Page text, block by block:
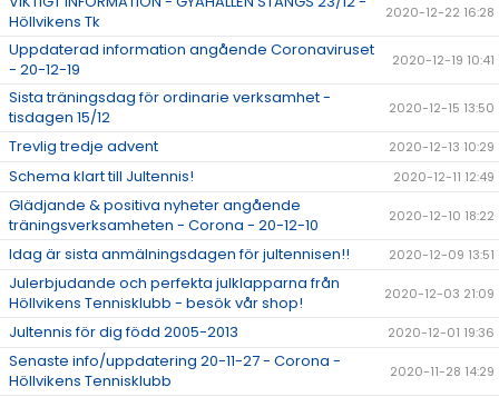
Höllvikens Tk
2020-12-22 16:28
Uppdaterad information angående Coronaviruset
- 20-12-19
2020-12-19 10:41
Sista träningsdag för ordinarie verksamhet -
tisdagen 15/12
2020-12-15 13:50
Trevlig tredje advent 2020-12-13 10:29
Schema klart till Jultennis! 2020-12-11 12:49
Glädjande & positiva nyheter angående
träningsverksamheten - Corona - 20-12-10
2020-12-10 18:22
Idag är sista anmälningsdagen för jultennisen!! 2020-12-09 13:51
Julerbjudande och perfekta julklapparna från
Höllvikens Tennisklubb - besök vår shop!
2020-12-03 21:09
Jultennis för dig född 2005-2013 2020-12-01 19:36
Senaste info/uppdatering 20-11-27 - Corona -
Höllvikens Tennisklubb
2020-11-28 14:29